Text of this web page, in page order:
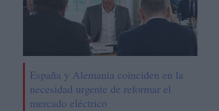
España y Alemania coinciden en la
necesidad urgente de reformar el
mercado eléctrico